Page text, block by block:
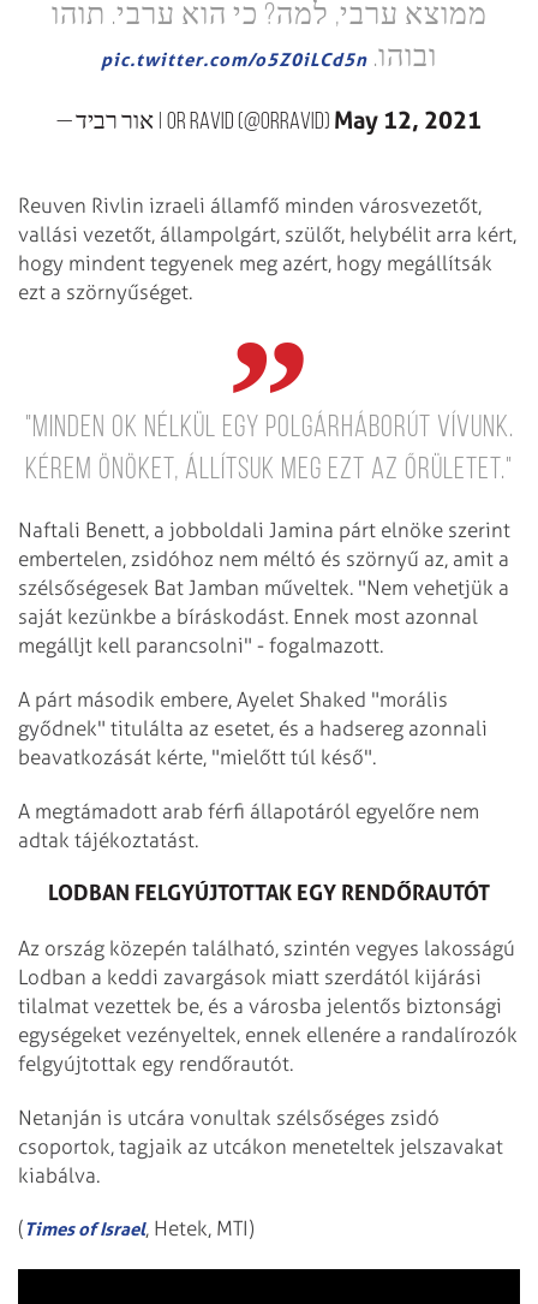
ממוצא ערבי, למה? כי הוא ערבי. תוהו
ובוהו. pic.twitter.com/o5Z0iLCd5n
— אור רביד | Or Ravid (@OrRavid) May 12, 2021
Reuven Rivlin izraeli államfő minden városvezetőt,
vallási vezetőt, állampolgárt, szülőt, helybélit arra kért,
hogy mindent tegyenek meg azért, hogy megállítsák
ezt a szörnyűséget.
"Minden ok nélkül egy polgárháborút vívunk.
Kérem önöket, állítsuk meg ezt az őrületet."
Naftali Benett, a jobboldali Jamina párt elnöke szerint
embertelen, zsidóhoz nem méltó és szörnyű az, amit a
szélsőségesek Bat Jamban műveltek. "Nem vehetjük a
saját kezünkbe a bíráskodást. Ennek most azonnal
megálljt kell parancsolni" - fogalmazott.
A párt második embere, Ayelet Shaked "morális
győdnek" titulálta az esetet, és a hadsereg azonnali
beavatkozását kérte, "mielőtt túl késő".
A megtámadott arab férfi állapotáról egyelőre nem
adtak tájékoztatást.
LODBAN FELGYÚJTOTTAK EGY RENDŐRAUTÓT
Az ország közepén található, szintén vegyes lakosságú
Lodban a keddi zavargások miatt szerdától kijárási
tilalmat vezettek be, és a városba jelentős biztonsági
egységeket vezényeltek, ennek ellenére a randalírozók
felgyújtottak egy rendőrautót.
Netanján is utcára vonultak szélsőséges zsidó
csoportok, tagjaik az utcákon meneteltek jelszavakat
kiabálva.
(Times of Israel, Hetek, MTI)